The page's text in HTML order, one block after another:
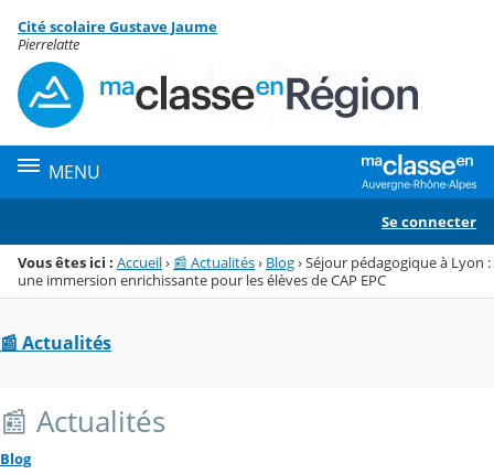
Menu de la rubrique
Contenu
Cité scolaire Gustave Jaume
Pierrelatte
MENU
Se connecter
Vous êtes ici : Accueil› 📰 Actualités› Blog›Séjour pédagogique à Lyon :
une immersion enrichissante pour les élèves de CAP EPC
📰 Actualités
📰 Actualités
Blog